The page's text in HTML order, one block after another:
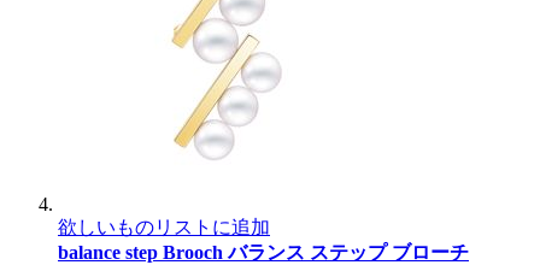
欲しいものリストに追加
balance step Broochバランス ステップ ブローチ